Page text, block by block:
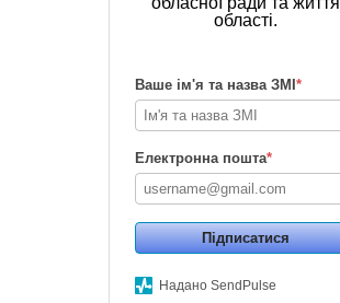
області.
Ваше ім'я та назва ЗМІ *
Електронна пошта*
Підписатися
Надано SendPulse